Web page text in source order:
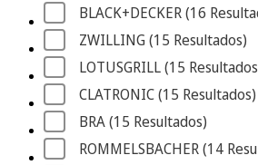
BLACK+DECKER (16
ZWILLING (15 Resultados)
LOTUSGRILL (15 Resultados
CLATRONIC (15 Resultados)
BRA (15 Resultados)
ROMMELSBACHER (14